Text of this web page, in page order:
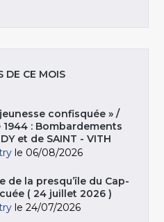
DE CE MOIS
confisquée » /
1944 : Bombardements
et de SAINT - VITH
le 06/08/2026
de la presqu’île du Cap-
( 24 juillet 2026 )
le 24/07/2026